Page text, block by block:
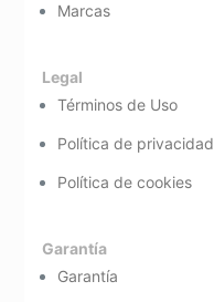
Marcas
Legal
Términos de Uso
Política de privacidad
Política de cookies
Garantía
Garantía